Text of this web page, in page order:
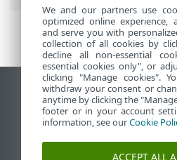
Afficher le site des
End of Life
Base de connaissances
Forum ESET
We and our partners use
optimized online experience,
and serve you with
collection of all cookies by
decline all non-essential
essential cookies only", or
clicking "Manage cookies".
withdraw your consent or
anytime by clicking the
footer or in your account
information, see ourCookie
ACCEPT ALL